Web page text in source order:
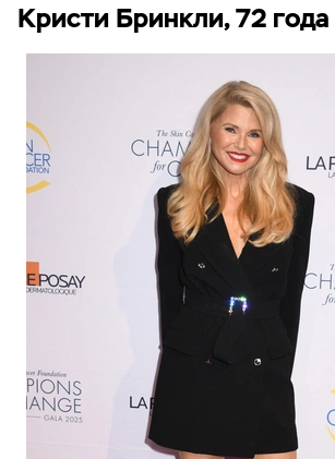
Кристи Бринкли, 72 года